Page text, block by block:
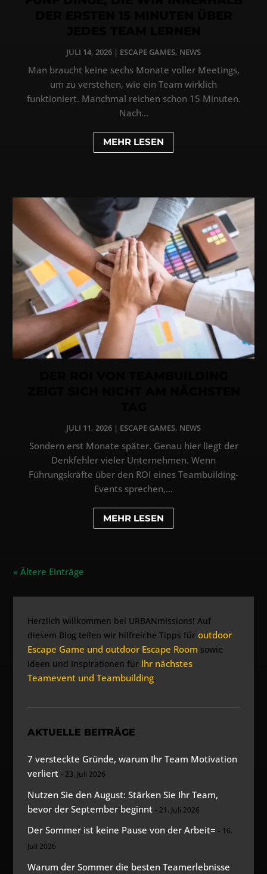
JULI 14, 2026 | ESCAPE GAMES, NEWS
Man braucht keine sechs Monate voller Meetings,
um zu verstehen, wie ein Team wirklich
funktioniert. Manchmal reichen schon 15 Minuten.
Nach...
MEHR LESEN
JULI 11, 2026 | ESCAPE GAMES, NEWS
Sondern erst Monate später. Genau hier liegt der
Denkfehler vieler Unternehmen. Wenn
Führungskräfte über den ROI eines Teambuilding-
Events sprechen,...
MEHR LESEN
« Ältere Einträge
Herzlich willkommen bei URBANmissions! Auf
diesem Blog teilen wir hilfreiche Tipps füroutdoor
Escape Game und outdoor Escape Room sowie
Ideen und Inspirationen für Ihr nächstes
Teamevent und Teambuilding.
AKTUELLE BEITRÄGE
7 versteckte Gründe, warum Ihr Team Motivation
verliert
23. Juli 2026
Nutzen Sie den August: Stärken Sie Ihr Team,
bevor der September beginnt
21. Juli 2026
Der Sommer ist keine Pause von der Arbeit=
16.
Juli 2026
Warum der Sommer die besten Teamerlebnisse